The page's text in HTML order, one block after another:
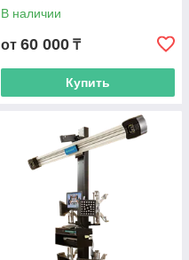
В наличии
от 60 000 ₸
Купить